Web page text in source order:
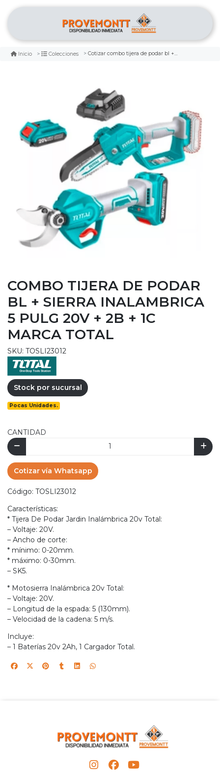
Inicio Colecciones Cotizar combo tijera de podar bl + sierra inalambrica 5 pulg 20v + 2b + 1c marca total
COMBO TIJERA DE PODAR
BL + SIERRA INALAMBRICA
5 PULG 20V + 2B + 1C
MARCA TOTAL
SKU: TOSLI23012
Stock por sucursal
Pocas Unidades.
CANTIDAD
Cotizar vía Whatsapp
Código: TOSLI23012
Características:
* Tijera De Podar Jardin Inalámbrica 20v Total:
– Voltaje: 20V.
– Ancho de corte:
* mínimo: 0-20mm.
* máximo: 0-30mm.
– SK5.
* Motosierra Inalámbrica 20v Total:
– Voltaje: 20V.
– Longitud de la espada: 5 (130mm).
– Velocidad de la cadena: 5 m/s.
Incluye:
– 1 Baterías 20v 2Ah, 1 Cargador Total.